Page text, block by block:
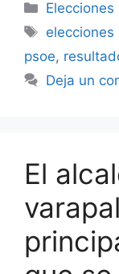
Categorías
Etiquetas
elecciones
psoe,
Deja un
El